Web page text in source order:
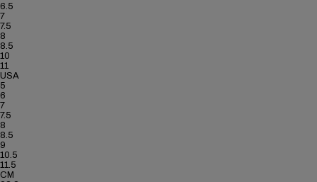
6.5
7
7.5
8
8.5
10
11
USA
5
6
7
7.5
8
8.5
9
10.5
11.5
CM